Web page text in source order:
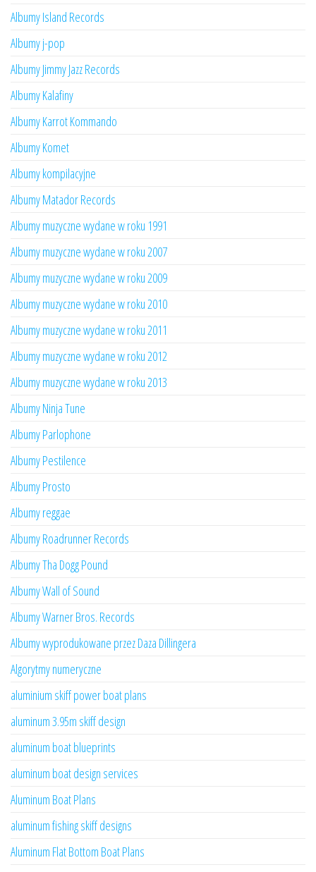
Albumy Island Records
Albumy j-pop
Albumy Jimmy Jazz Records
Albumy Kalafiny
Albumy Karrot Kommando
Albumy Komet
Albumy kompilacyjne
Albumy Matador Records
Albumy muzyczne wydane w roku 1991
Albumy muzyczne wydane w roku 2007
Albumy muzyczne wydane w roku 2009
Albumy muzyczne wydane w roku 2010
Albumy muzyczne wydane w roku 2011
Albumy muzyczne wydane w roku 2012
Albumy muzyczne wydane w roku 2013
Albumy Ninja Tune
Albumy Parlophone
Albumy Pestilence
Albumy Prosto
Albumy reggae
Albumy Roadrunner Records
Albumy Tha Dogg Pound
Albumy Wall of Sound
Albumy Warner Bros. Records
Albumy wyprodukowane przez Daza Dillingera
Algorytmy numeryczne
aluminium skiff power boat plans
aluminum 3.95m skiff design
aluminum boat blueprints
aluminum boat design services
Aluminum Boat Plans
aluminum fishing skiff designs
Aluminum Flat Bottom Boat Plans